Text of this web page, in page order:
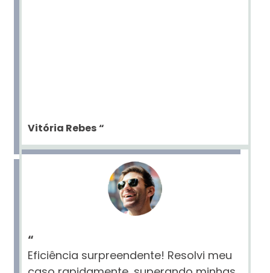
Vitória Rebes“
“
Eficiência surpreendente! Resolvi meu